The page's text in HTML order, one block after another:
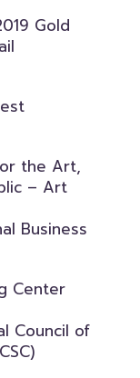
Gold
the Art,
– Art
Business
Center
Council of